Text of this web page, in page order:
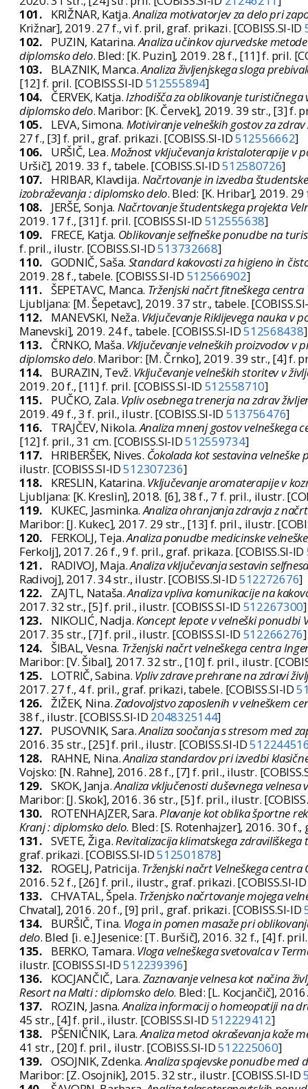
101.
KRIŽNAR, Katja.Analiza motivatorjev za delo pri
Križnar], 2019. 27 f., vi f. pril, graf. prikazi. [COBISS.SI-ID
102.
PUZIN, Katarina.Analiza učinkov ajurvedske
diplomsko delo. Bled: [K. Puzin], 2019. 28 f., [11] f. pril.
103.
BLAZNIK, Manca.Analiza življenjskega sloga
[12] f. pril. [COBISS.SI-ID 512555894]
104.
ČERVEK, Katja.Izhodišča za oblikovanje turističnega
diplomsko delo. Maribor: [K. Červek], 2019. 39 str., [3] f.
105.
LEVA, Simona. Motiviranje velneških gostov za
27 f., [3] f. pril., graf. prikazi. [COBISS.SI-ID512556662]
106.
URŠIČ, Lea.Možnost vključevanja kristaloterapije v
Uršič], 2019. 33 f., tabele. [COBISS.SI-ID512580726]
107.
HRIBAR, Klavdija. Načrtovanje in izvedba
izobraževanja : diplomsko delo. Bled: [K. Hribar], 2019.
108.
JERŠE, Sonja. Načrtovanje študentskega projekta
2019. 17 f., [31] f. pril. [COBISS.SI-ID 512555638]
109.
FRECE, Katja. Oblikovanje selfneške ponudbe na
f. pril., ilustr. [COBISS.SI-ID513732668]
110. GODNIČ, Saša. Standard kakovosti za higieno in
2019. 28 f., tabele. [COBISS.SI-ID 512566902]
111. ŠEPETAVC, Manca. Trženjski načrt fitneškega
Ljubljana: [M. Šepetavc], 2019. 37 str., tabele.
112.
MANEVSKI, Neža. Vključevanje Riklijevega nauka v
Manevski], 2019. 24 f., tabele. [COBISS.SI-ID512568438]
113.
ČRNKO, Maša. Vključevanje velneških proizvodov v
diplomsko delo. Maribor: [M. Črnko], 2019. 39 str., [4] f.
114.
BURAZIN, Tevž. Vključevanje velneških storitev v
2019. 20 f., [11] f. pril. [COBISS.SI-ID 512558710]
115.
PUČKO, Zala. Vpliv osebnega trenerja na zdrav
2019. 49 f., 3 f. pril., ilustr. [COBISS.SI-ID 513756476]
116.
TRAJČEV, Nikola.Analiza mnenj gostov velneškega
[12] f. pril., 31 cm. [COBISS.SI-ID512559734]
117.
HRIBERŠEK, Nives. Čokolada kot sestavina
ilustr. [COBISS.SI-ID512307236]
118.
KRESLIN, Katarina. Vključevanje aromaterapije v
Ljubljana: [K. Kreslin], 2018. [6], 38 f., 7 f. pril., ilustr.
119.
KUKEC, Jasminka.Analiza ohranjanja zdravja z
Maribor: [J. Kukec], 2017. 29 str., [13] f. pril., ilustr.
120.
FERKOLJ, Teja.Analiza ponudbe medicinske
Ferkolj], 2017. 26 f., 9 f. pril., graf. prikaza. [COBISS.SI-ID
121.
RADIVOJ, Maja.Analiza vključevanja sestavin
Radivoj], 2017. 34 str., ilustr. [COBISS.SI-ID512272676]
122.
ZAJTL, Nataša.Analiza vpliva komunikacije na
2017. 32 str., [5] f. pril., ilustr. [COBISS.SI-ID 512267300]
123.
NIKOLIĆ, Nadja.Koncept lepote v velneški ponudbi
2017. 35 str., [7] f. pril., ilustr. [COBISS.SI-ID 512266276]
124. ŠIBAL, Vesna. Trženjski načrt velneškega centra
Maribor: [V. Šibal], 2017. 32 str., [10] f. pril., ilustr.
125.
LOTRIČ, Sabina. Vpliv zdrave prehrane na zdravi
2017. 27 f., 4 f. pril., graf. prikazi, tabele. [COBISS.SI-ID
126. ŽIŽEK, Nina.Zadovoljstvo zaposlenih v velneškem
38 f., ilustr. [COBISS.SI-ID 2048325144]
127.
PUSOVNIK, Sara.Analiza soočanja s stresom med
2016. 35 str., [25] f. pril., ilustr. [COBISS.SI-ID
128.
RAHNE, Nina.Analiza standardov pri izvedbi
Vojsko: [N. Rahne], 2016. 28 f., [7] f. pril., ilustr.
129. SKOK, Janja.Analiza vključenosti duševnega
Maribor: [J. Skok], 2016. 36 str., [5] f. pril., ilustr.
130.
ROTENHAJZER, Sara.Plavanje kot oblika športne
Kranj : diplomsko delo. Bled: [S. Rotenhajzer], 2016. 30
131. SVETE, Žiga.Revitalizacija klimatskega
graf. prikazi. [COBISS.SI-ID512501878]
132.
ROGELJ, Patricija. Trženjski načrt Velneškega
2016. 52 f., [26] f. pril., ilustr., graf. prikazi. [COBISS.SI-
133. CHVATAL, Špela. Trženjsko načrtovanje mojega
Chvatal], 2016. 20 f., [9] pril., graf. prikazi. [COBISS.SI-ID
134.
BURŠIČ, Tina. Vloga in pomen masaže pri
delo. Bled [i. e.] Jesenice: [T. Buršič], 2016. 32 f., [4] f.
135.
BERKO, Tamara. Vloga velneškega svetovalca v
ilustr. [COBISS.SI-ID512239396]
136.
KOCJANČIČ, Lara. Zaznavanje velnesa kot načina
Resort na Malti : diplomsko delo. Bled: [L. Kocjančič],
137.
ROZIN, Jasna.Analiza informacij o homeopatiji na
45 str., [4] f. pril., ilustr. [COBISS.SI-ID 512229412]
138.
PŠENIČNIK, Lara.Analiza metod okraševanja kože
41 str., [20] f. pril., ilustr. [COBISS.SI-ID512225060]
139. OSOJNIK, Zdenka.Analiza spajevske ponudbe med
Maribor: [Z. Osojnik], 2015. 32 str., ilustr. [COBISS.SI-ID